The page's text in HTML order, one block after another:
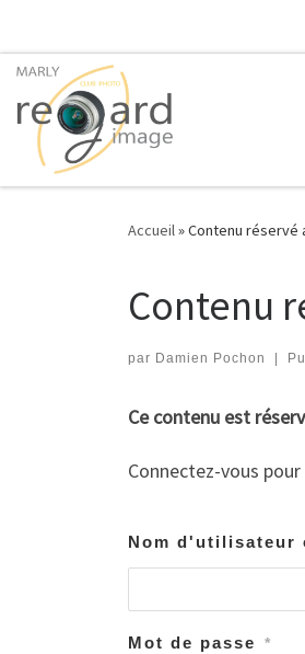
Accueil»Contenu réservé
Contenu
par Damien Pochon |
Ce contenu est
Connectez-vous
Nom d'utilisateur
Mot de passe *